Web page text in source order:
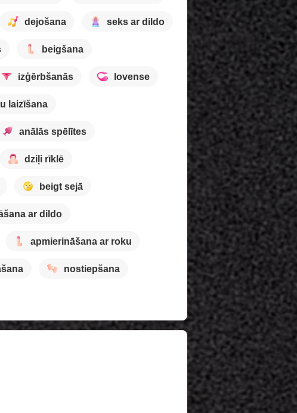
dejošana seks ar dildo
beigšana
izģērbšanās lovense
laizīšana
anālās spēlītes
dziļi rīklē
beigt sejā
ar dildo
apmierināšana ar roku
nostiepšana